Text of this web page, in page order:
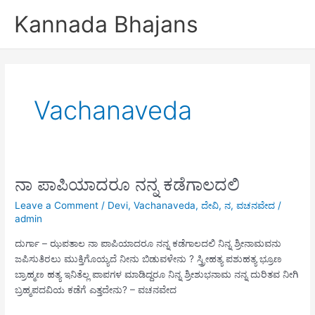
Kannada Bhajans
Vachanaveda
ನಾ ಪಾಪಿಯಾದರೂ ನನ್ನ ಕಡೆಗಾಲದಲಿ
Leave a Comment / Devi,Vachanaveda,ದೇವಿ,ನ,ವಚನವೇದ /
admin
ದುರ್ಗಾ – ಝಪತಾಲ ನಾ ಪಾಪಿಯಾದರೂ ನನ್ನ ಕಡೆಗಾಲದಲಿ ನಿನ್ನ ಶ್ರೀನಾಮವನು
ಜಪಿಸುತಿರಲು ಮುಕ್ತಿಗೊಯ್ಯದೆ ನೀನು ಬಿಡುವಳೇನು ? ಸ್ತ್ರೀಹತ್ಯ ಪಶುಹತ್ಯ ಭ್ರೂಣ
ಬ್ರಾಹ್ಮಣ ಹತ್ಯ ಇನಿತೆಲ್ಲ ಪಾಪಗಳ ಮಾಡಿದ್ದರೂ ನಿನ್ನ ಶ್ರೀಶುಭನಾಮ ನನ್ನ ದುರಿತವ ನೀಗಿ
ಬ್ರಹ್ಮಪದವಿಯ ಕಡೆಗೆ ಎತ್ತದೇನು? – ವಚನವೇದ